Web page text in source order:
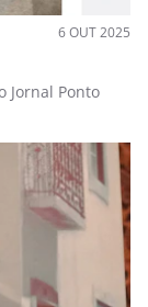
6 OUT 2025
Jornal Ponto